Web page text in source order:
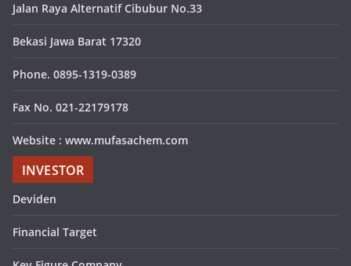
Jalan Raya Alternatif Cibubur No.33
Bekasi Jawa Barat 17320
Phone. 0895-1319-0389
Fax No. 021-22179178
Website : www.mufasachem.com
INVESTOR
Deviden
Financial Target